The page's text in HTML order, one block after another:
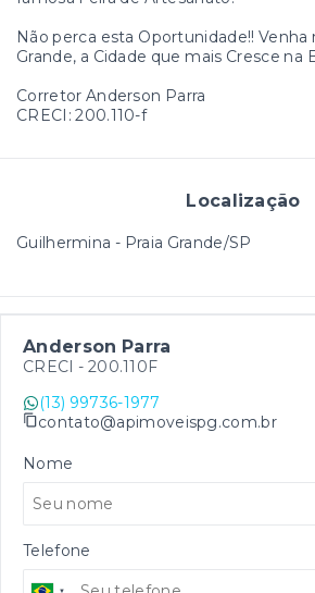
Não perca esta Oportunidade!! Venha
Grande, a Cidade que mais Cresce na
Corretor Anderson Parra
CRECI: 200.110-f
Localização
Guilhermina - Praia Grande/SP
Anderson Parra
CRECI - 200.110F
(13) 99736-1977
contato@apimoveispg.com.br
Nome
Telefone